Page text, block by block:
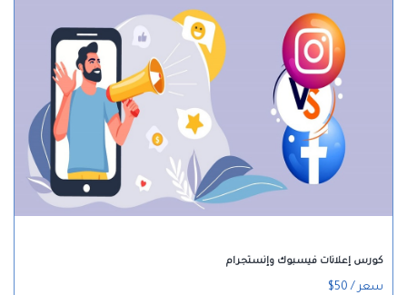
كورس إعلانات فيسبوك وإنستجرام
سعر / 50$